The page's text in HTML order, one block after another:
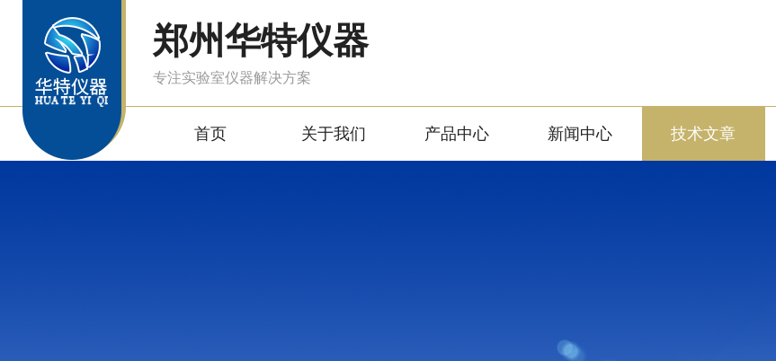
郑州华特仪器
专注实验室仪器解决方案
首页 关于我们 产品中心 新闻中心 技术文章